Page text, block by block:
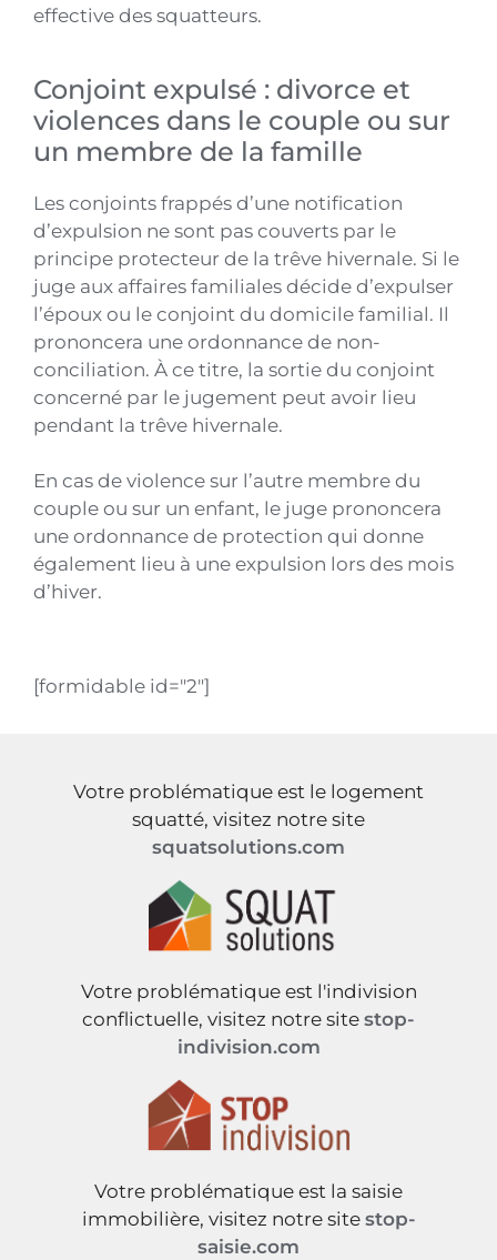
effective des squatteurs.
Conjoint expulsé : divorce et
violences dans le couple ou sur
un membre de la famille
Les conjoints frappés d’une notification
d’expulsion ne sont pas couverts par le
principe protecteur de la trêve hivernale. Si le
juge aux affaires familiales décide d’expulser
l’époux ou le conjoint du domicile familial. Il
prononcera une ordonnance de non-
conciliation. À ce titre, la sortie du conjoint
concerné par le jugement peut avoir lieu
pendant la trêve hivernale.
En cas de violence sur l’autre membre du
couple ou sur un enfant, le juge prononcera
une ordonnance de protection qui donne
également lieu à une expulsion lors des mois
d’hiver.
[formidable id="2"]
Votre problématique est le logement
squatté, visitez notre site
squatsolutions.com
Votre problématique est l'indivision
conflictuelle, visitez notre site stop-
indivision.com
Votre problématique est la saisie
immobilière, visitez notre site stop-
saisie.com